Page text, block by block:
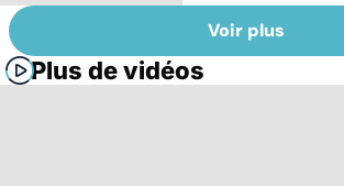
Voir plus
Plus de vidéos